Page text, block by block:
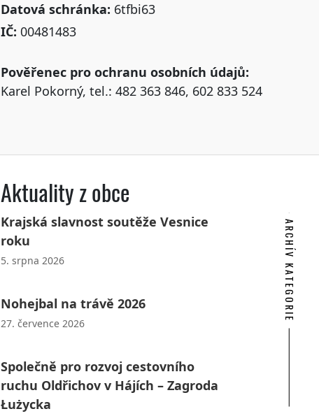
Datová schránka: 6tfbi63
IČ: 00481483
Pověřenec pro ochranu osobních údajů:
Karel Pokorný, tel.: 482 363 846, 602 833 524
Aktuality z obce
Krajská slavnost soutěže Vesnice
roku
5. srpna 2026
Nohejbal na trávě 2026
27. července 2026
Společně pro rozvoj cestovního
ruchu Oldřichov v Hájích – Zagroda
Łużycka
ARCHÍV KATEGORIE